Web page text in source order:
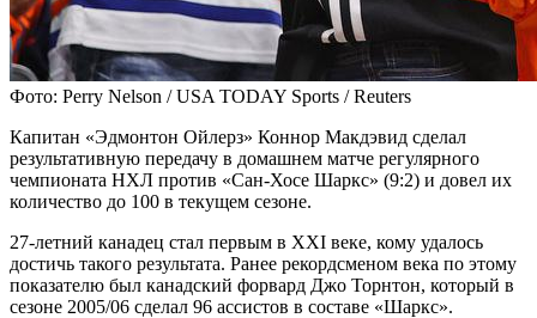
Фото: Perry Nelson / USA TODAY Sports / Reuters
Капитан «Эдмонтон Ойлерз» Коннор Макдэвид сделал
результативную передачу в домашнем матче регулярного
чемпионата НХЛ против «Сан-Хосе Шаркс» (9:2) и довел их
количество до 100 в текущем сезоне.
27-летний канадец стал первым в XXI веке, кому удалось
достичь такого результата. Ранее рекордсменом века по этому
показателю был канадский форвард Джо Торнтон, который в
сезоне 2005/06 сделал 96 ассистов в составе «Шаркс».